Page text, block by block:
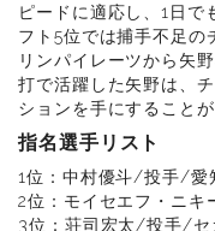
ピードに適応し、1日で
フト5位では捕手不足の
リンパイレーツから矢
打で活躍した矢野は、
ションを手にすること
指名選手リスト
1位：中村優斗/投手/愛
2位：モイセエフ・ニ
3位：荘司宏太/投手/セ